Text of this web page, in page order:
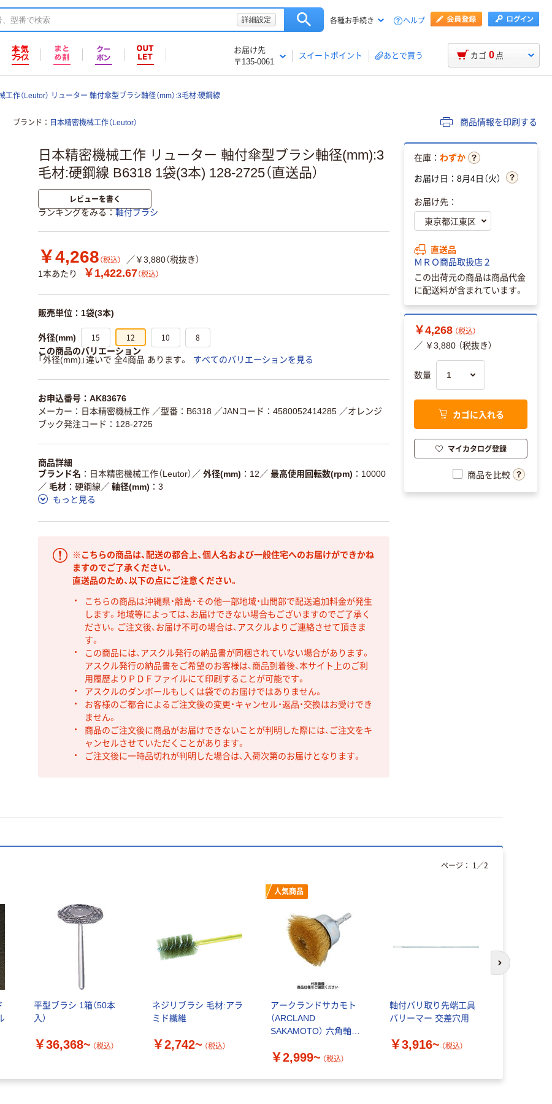
詳細設定 各種お手続き ヘルプ
お届け先
〒135-0061
スイートポイント あとで買う カゴ 0 点
工作（Leutor） リューター 軸付傘型ブラシ軸径（mm）:3毛材:硬鋼線
ブランド 日本精密機械工作（Leutor） 商品情報を印刷する
日本精密機械工作 リューター 軸付傘型ブラシ軸径(mm):3
毛材:硬鋼線 B6318 1袋(3本) 128-2725（直送品）
レビューを書く
ランキングをみる 軸付ブラシ
￥4,268 （税込）
／￥3,880（税抜き）
1本あたり
￥1,422.67（税込）
販売単位：1袋(3本)
外径(mm) 15 12 10 8
この商品のバリエーション
「外径(mm)」違いで 全4商品 あります。
すべてのバリエーションを見る
お申込番号：AK83676
メーカー：日本精密機械工作 ／型番：B6318 ／JANコード：4580052414285 ／オレンジ
ブック発注コード：128-2725
商品詳細
ブランド名
日本精密機械工作（Leutor） ／ 外径(mm) 12 ／ 最高使用回転数(rpm)
10000
／ 毛材 硬鋼線 ／ 軸径(mm)
3
もっと見る
※こちらの商品は、配送の都合上、個人名および一般住宅へのお届けができかね
ますのでご了承ください。
直送品のため、以下の点にご注意ください。
こちらの商品は沖縄県・離島・その他一部地域・山間部で配送追加料金が発生
します。地域等によっては、お届けできない場合もございますのでご了承く
ださい。ご注文後、お届け不可の場合は、アスクルよりご連絡させて頂きま
す。
この商品には、アスクル発行の納品書が同梱されていない場合があります。
アスクル発行の納品書をご希望のお客様は、商品到着後、本サイト上のご利
用履歴よりＰＤＦファイルにて印刷することが可能です。
アスクルのダンボールもしくは袋でのお届けではありません。
お客様のご都合によるご注文後の変更・キャンセル・返品・交換はお受けでき
ません。
商品のご注文後に商品がお届けできないことが判明した際には、ご注文をキ
ャンセルさせていただくことがあります。
ご注文後に一時品切れが判明した場合は、入荷次第のお届けとなります。
在庫： わずか
お届け日：8月4日（火）
お届け先：
直送品
ＭＲＯ商品取扱店２
この出荷元の商品は商品代金
に配送料が含まれています。
￥4,268 （税込）
／ ￥3,880 （税抜き）
数量
カゴに入れる
マイカタログ登録
商品を比較
平型ブラシ 1箱（50本
入）
￥36,368~ （税込）
ネジリブラシ 毛材:アラ
ミド繊維
￥2,742~ （税込）
人気商品
アークランドサカモト
（ARCLAND
SAKAMOTO） 六角軸付
￥2,999~ （税込）
軸付バリ取り先端工具
バリーマー 交差穴用
￥3,916~ （税込）
ページ： 1 ／2
次のスライド